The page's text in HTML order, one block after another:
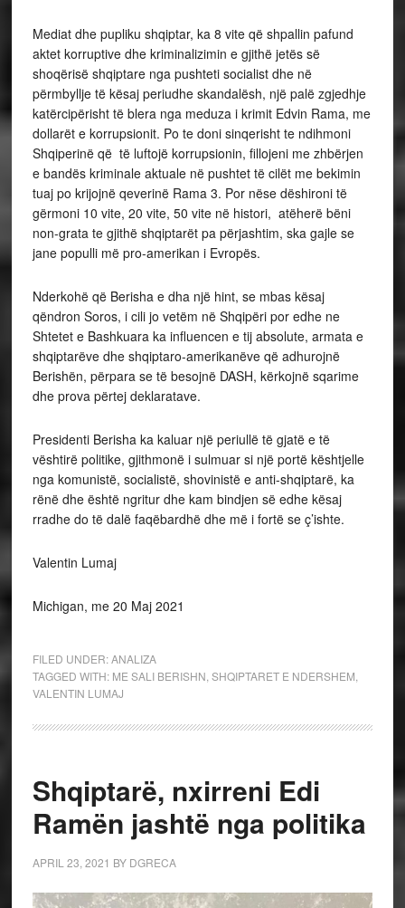
Mediat dhe pupliku shqiptar, ka 8 vite që shpallin pafund
aktet korruptive dhe kriminalizimin e gjithë jetës së
shoqërisë shqiptare nga pushteti socialist dhe në
përmbyllje të kësaj periudhe skandalësh, një palë zgjedhje
katërcipërisht të blera nga meduza i krimit Edvin Rama, me
dollarët e korrupsionit. Po te doni sinqerisht te ndihmoni
Shqiperinë që të luftojë korrupsionin, fillojeni me zhbërjen
e bandës kriminale aktuale në pushtet të cilët me bekimin
tuaj po krijojnë qeverinë Rama 3. Por nëse dëshironi të
gërmoni 10 vite, 20 vite, 50 vite në histori, atëherë bëni
non-grata te gjithë shqiptarët pa përjashtim, ska gajle se
jane populli më pro-amerikan i Evropës.
Nderkohë që Berisha e dha një hint, se mbas kësaj
qëndron Soros, i cili jo vetëm në Shqipëri por edhe ne
Shtetet e Bashkuara ka influencen e tij absolute, armata e
shqiptarëve dhe shqiptaro-amerikanëve që adhurojnë
Berishën, përpara se të besojnë DASH, kërkojnë sqarime
dhe prova përtej deklaratave.
Presidenti Berisha ka kaluar një periullë të gjatë e të
vështirë politike, gjithmonë i sulmuar si një portë kështjelle
nga komunistë, socialistë, shovinistë e anti-shqiptarë, ka
rënë dhe është ngritur dhe kam bindjen së edhe kësaj
rradhe do të dalë faqëbardhë dhe më i fortë se ç’ishte.
Valentin Lumaj
Michigan, me 20 Maj 2021
FILED UNDER:ANALIZA
TAGGED WITH: ME SALI BERISHN SHQIPTARET E NDERSHEM
VALENTIN LUMAJ
Shqiptarë, nxirreni Edi
Ramën jashtë nga politika
APRIL 23, 2021 BY DGRECA